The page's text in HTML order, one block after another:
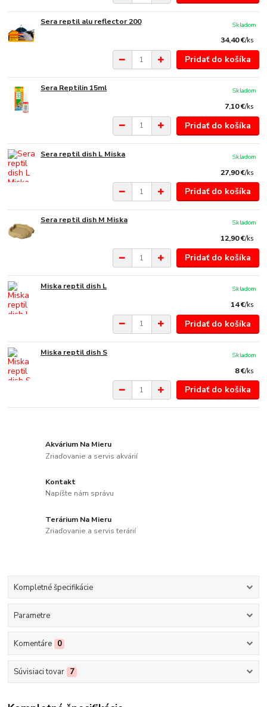
Sera reptil alu reflector 200
34,40 €/ks
Skladom
Pridať do košíka
Sera Reptilin 15ml
7,10 €/ks
Skladom
Pridať do košíka
Sera reptil dish L Miska
27,90 €/ks
Skladom
Pridať do košíka
Sera reptil dish M Miska
12,90 €/ks
Skladom
Pridať do košíka
Miska reptil dish L
14 €/ks
Skladom
Pridať do košíka
Miska reptil dish S
8 €/ks
Skladom
Pridať do košíka
Akvárium Na Mieru
Zriaďovanie a servis akvárií
Kontakt
Napíšte nám správu
Terárium Na Mieru
Zriaďovanie a servis terárií
Kompletné špecifikácie
Parametre
Komentáre 0
Súvisiaci tovar 7